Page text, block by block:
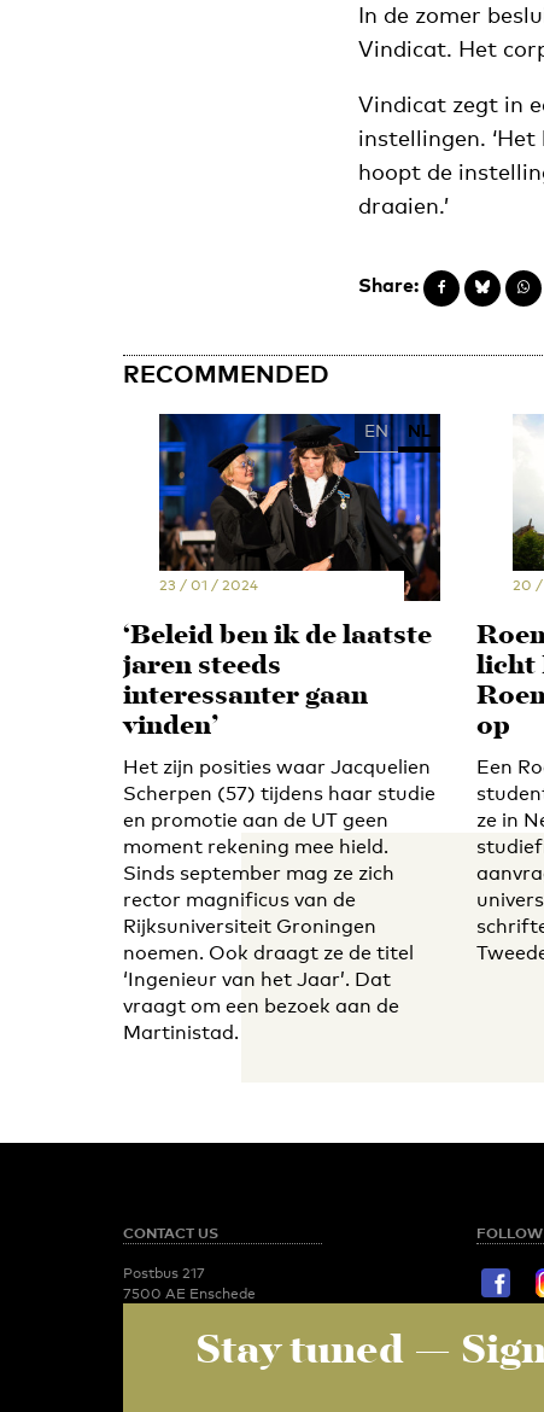
In de zomer
Vindicat. Het
Vindicat zegt in
instellingen.
hoopt de
draaien.’
Share:
RECOMMENDED
EN NL
23 / 01 / 2024
‘Beleid ben ik de laatste
jaren steeds
interessanter gaan
vinden’
Het zijn posities waar Jacquelien
Scherpen (57) tijdens haar studie
en promotie aan de UT geen
moment rekening mee hield.
Sinds september mag ze zich
rector magnificus van de
Rijksuniversiteit Groningen
noemen. Ook draagt ze de titel
‘Ingenieur van het Jaar’. Dat
vraagt om een bezoek aan de
Martinistad.
20 /
licht
op
Een
ze in
CONTACT US
Postbus 217
7500 AE Enschede
STAY
Stay tuned—